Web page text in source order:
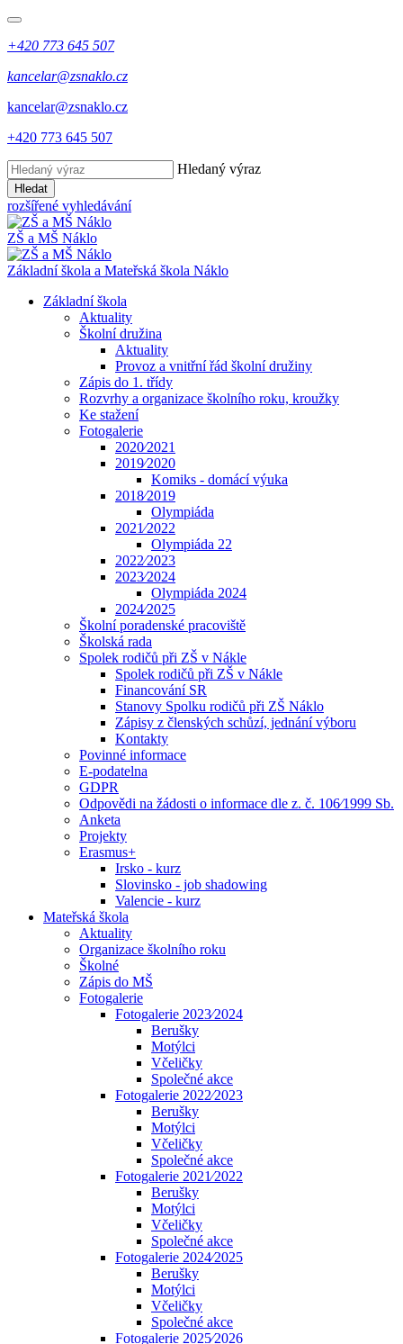
+420 773 645 507
kancelar@zsnaklo.cz
kancelar@zsnaklo.cz
+420 773 645 507
Hledaný výraz
Hledat
rozšířené vyhledávání
ZŠ a MŠ Náklo
Základní škola a Mateřská škola Náklo
Základní škola
Aktuality
Školní družina
Aktuality
Provoz a vnitřní řád školní družiny
Zápis do 1. třídy
Rozvrhy a organizace školního roku, kroužky
Ke stažení
Fotogalerie
2020⁄2021
2019⁄2020
Komiks - domácí výuka
2018⁄2019
Olympiáda
2021⁄2022
Olympiáda 22
2022⁄2023
2023⁄2024
Olympiáda 2024
2024⁄2025
Školní poradenské pracoviště
Školská rada
Spolek rodičů při ZŠ v Nákle
Spolek rodičů při ZŠ v Nákle
Financování SR
Stanovy Spolku rodičů při ZŠ Náklo
Zápisy z členských schůzí, jednání výboru
Kontakty
Povinné informace
E-podatelna
GDPR
Odpovědi na žádosti o informace dle z. č. 106⁄1999 Sb.
Anketa
Projekty
Erasmus+
Irsko - kurz
Slovinsko - job shadowing
Valencie - kurz
Mateřská škola
Aktuality
Organizace školního roku
Školné
Zápis do MŠ
Fotogalerie
Fotogalerie 2023⁄2024
Berušky
Motýlci
Včeličky
Společné akce
Fotogalerie 2022⁄2023
Berušky
Motýlci
Včeličky
Společné akce
Fotogalerie 2021⁄2022
Berušky
Motýlci
Včeličky
Společné akce
Fotogalerie 2024⁄2025
Berušky
Motýlci
Včeličky
Společné akce
Fotogalerie 2025⁄2026